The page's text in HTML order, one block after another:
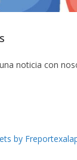
noticia con
by